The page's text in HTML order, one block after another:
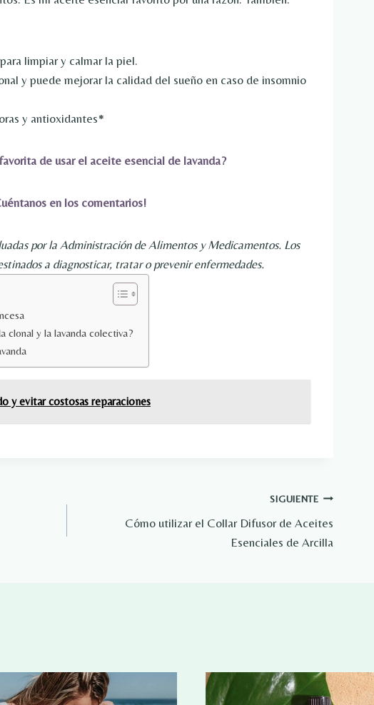
limpiar y calmar la piel.
y puede mejorar la calidad del sueño en caso de insomnio
y antioxidantes*
de usar el aceite esencial de lavanda?
en los comentarios!
por la Administración de Alimentos y Medicamentos. Los
a diagnosticar, tratar o prevenir enfermedades.
clonal y la lavanda colectiva?
y evitar costosas reparaciones
SIGUIENTE
Cómo utilizar el Collar Difusor de Aceites
Esenciales de Arcilla